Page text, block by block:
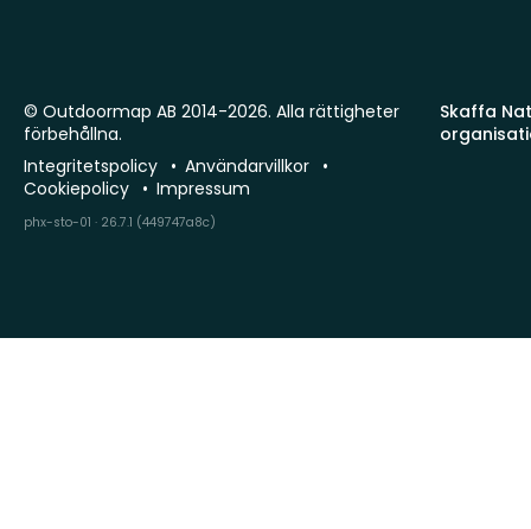
Skaffa
© Outdoormap AB 2014-2026. Alla rättigheter
förbehållna.
Integritetspolicy
Användarvillkor
Cookiepolicy
Impressum
phx-sto-01 · 26.7.1 (449747a8c)